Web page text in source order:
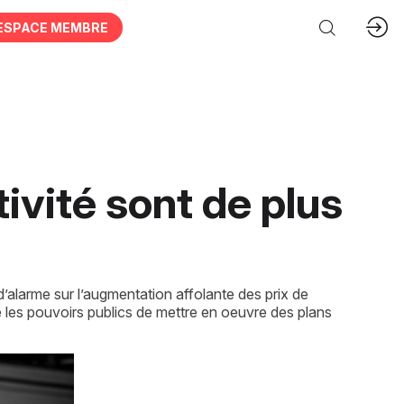
MEMBRE
sont de plus
sur l’augmentation affolante des prix de
pouvoirs publics de mettre en oeuvre des plans